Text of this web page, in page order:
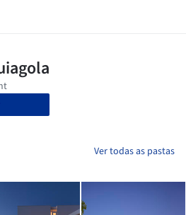
Ver todas as pastas